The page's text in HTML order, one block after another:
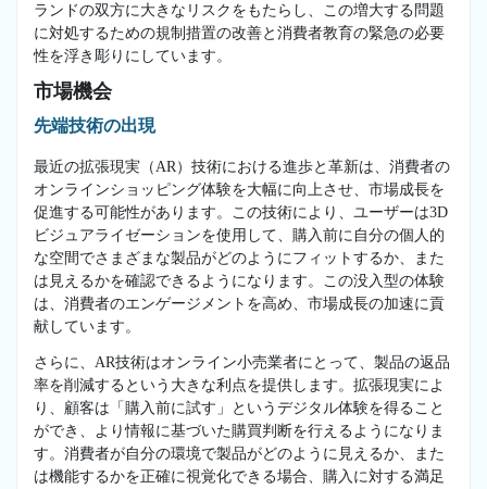
ランドの双方に大きなリスクをもたらし、この増大する問題
に対処するための規制措置の改善と消費者教育の緊急の必要
性を浮き彫りにしています。
市場機会
先端技術の出現
最近の拡張現実（AR）技術における進歩と革新は、消費者の
オンラインショッピング体験を大幅に向上させ、市場成長を
促進する可能性があります。この技術により、ユーザーは3D
ビジュアライゼーションを使用して、購入前に自分の個人的
な空間でさまざまな製品がどのようにフィットするか、また
は見えるかを確認できるようになります。この没入型の体験
は、消費者のエンゲージメントを高め、市場成長の加速に貢
献しています。
さらに、AR技術はオンライン小売業者にとって、製品の返品
率を削減するという大きな利点を提供します。拡張現実によ
り、顧客は「購入前に試す」というデジタル体験を得ること
ができ、より情報に基づいた購買判断を行えるようになりま
す。消費者が自分の環境で製品がどのように見えるか、また
は機能するかを正確に視覚化できる場合、購入に対する満足